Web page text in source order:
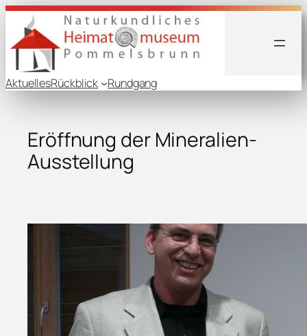
AktuellesRückblick Rundgang
Eröffnung der Mineralien-
Ausstellung